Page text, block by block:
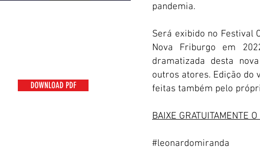
DOWNLOAD PDF
pandemia.
Será exibido no Festival
Nova Friburgo em
dramatizada desta
outros atores. Edição do
feitas também pelo
BAIXE GRATUITAMENTE
#leonardomiranda